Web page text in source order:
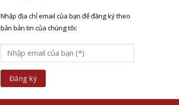
Nhập địa chỉ email của bạn để đăng ký theo
bản bản tin của chúng tôi: